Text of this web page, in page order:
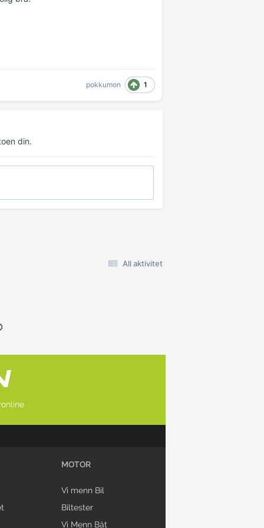
pokkumon 1
din.
All aktivitet
MOTOR
Vi menn Bil
Biltester
Vi Menn Båt